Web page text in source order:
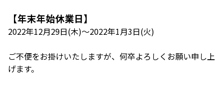
【年末年始休業日】
2022年12月29日(木)～2022年1月3日(火)
ご不便をお掛けいたしますが、何卒よろしくお願い申し上
げます。